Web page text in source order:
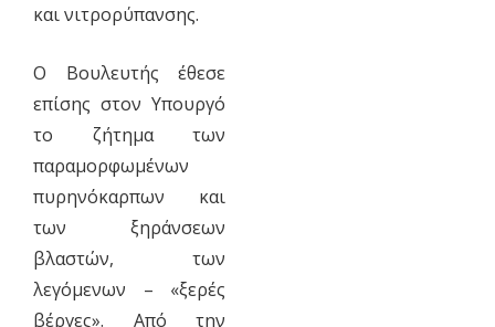
και νιτρορύπανσης.
Ο Βουλευτής έθεσε
επίσης στον Υπουργό
το ζήτημα των
παραμορφωμένων
πυρηνόκαρπων και
των ξηράνσεων
βλαστών, των
λεγόμενων – «ξερές
βέργες». Από την